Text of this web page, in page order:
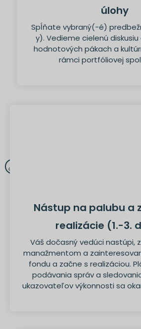
úlohy
Spĺňate vybraný(-é)
y). Vedieme cielenú
hodnotových pákach a
rámci portfóliovej
Nástup na palubu a
realizácie (1.-3.
Váš dočasný vedúci nastúpi,
manažmentom a
fondu a začne s realizáciou.
podávania správ a
ukazovateľov výkonnosti sa